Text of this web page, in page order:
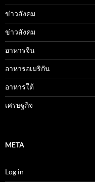
ข่าวสังคม
ข่าวสังคม
อาหารจีน
อาหารอเมริกัน
อาหารใต้
เศรษฐกิจ
META
Log in